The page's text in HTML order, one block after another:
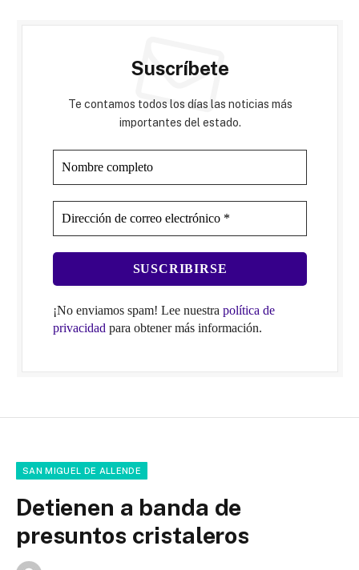
Suscríbete
Te contamos todos los días las noticias más
importantes del estado.
¡No enviamos spam! Lee nuestra política de
privacidad para obtener más información.
SAN MIGUEL DE ALLENDE
Detienen a banda de
presuntos cristaleros